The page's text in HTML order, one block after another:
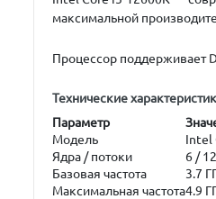
максимальной
Процессор поддерживает
Технические
Параметр
Модель
Intel
Ядра / потоки
6 / 12
Базовая частота
3.7
Максимальная частота4.9